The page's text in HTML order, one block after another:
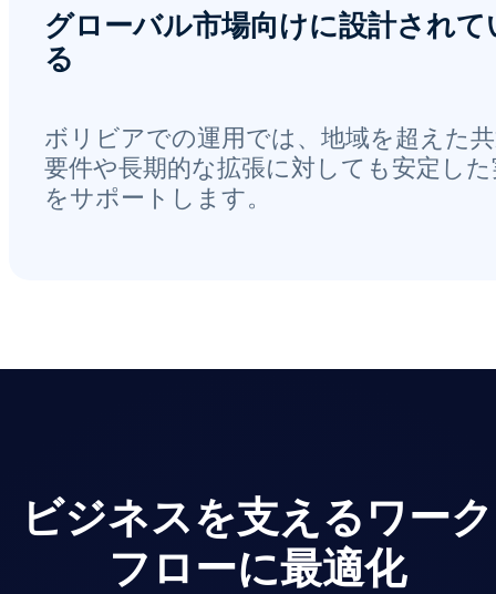
グローバル市場向けに設計されて
る
ボリビアでの運用では、地域を超えた
要件や長期的な拡張に対しても安定し
をサポートします。
ビジネスを支えるワーク
フローに最適化